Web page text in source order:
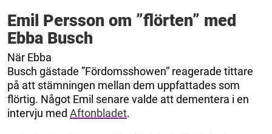
Emil Persson om ”flörten” med
Ebba Busch
När Ebba
Busch gästade ”Fördomsshowen” reagerade tittare
på att stämningen mellan dem uppfattades som
flörtig. Något Emil senare valde att dementera i en
intervju med Aftonbladet.